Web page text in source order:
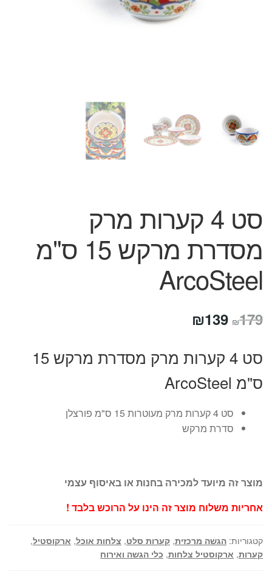
מתנות לחנוכת בית
סט 4 קערות מרק
מסדרת מרקש 15 ס"מ
ArcoSteel
₪179 המחיר
היה:
₪179.
₪139
הוא:
₪139.
סט 4 קערות מרק מסדרת מרקש 15
ס"מ ArcoSteel
סט 4 קערות מרק מעוטרות 15 ס"מ פורצלן
סדרת מרקש
מוצר זה מיועד למכירה בחנות או באיסוף עצמי
אחריות משלוח מוצר זה הינו על הרוכש בלבד !
קטגוריות: הגשה מרכזית, קערות סלט, צלחות אוכל, ארקוסטיל,
קערות, ארקוסטיל צלחות, כלי הגשה ואירוח